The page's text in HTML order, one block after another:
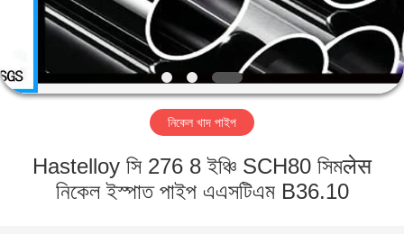
আমাদের
কারখানা
নিকেল খাদ পাইপ
Hastelloy সি 276 8 ইঞ্চি SCH80 সিমलेस
নিকেল ইস্পাত পাইপ এএসটিএম B36.10